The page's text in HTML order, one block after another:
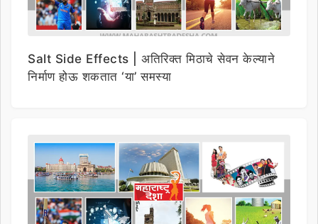
Salt Side Effects | अतिरिक्त मिठाचे सेवन केल्याने
निर्माण होऊ शकतात ‘या’ समस्या